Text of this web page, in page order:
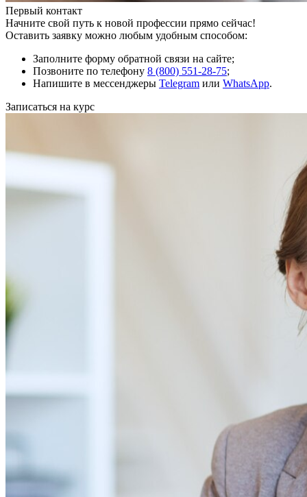
Первый контакт
Начните свой путь к новой профессии прямо сейчас!
Оставить заявку можно любым удобным способом:
Заполните форму обратной связи на сайте;
Позвоните по телефону 8 (800) 551-28-75;
Напишите в мессенджеры Telegram или WhatsApp.
Записаться на курс